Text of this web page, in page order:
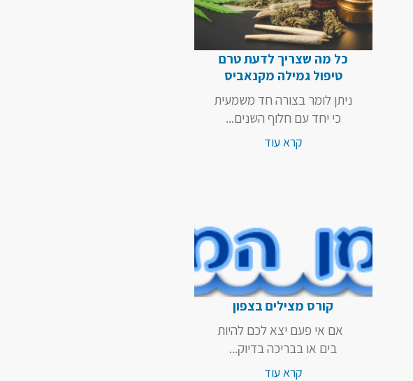
כל מה שצריך לדעת טרם
טיפול גמילה מקנאביס
ניתן לומר בצורה חד משמעית
כי יחד עם חלוף השנים...
קרא עוד
קורס מצילים בצפון
אם אי פעם יצא לכם להיות
בים או בבריכה בדיוק...
קרא עוד